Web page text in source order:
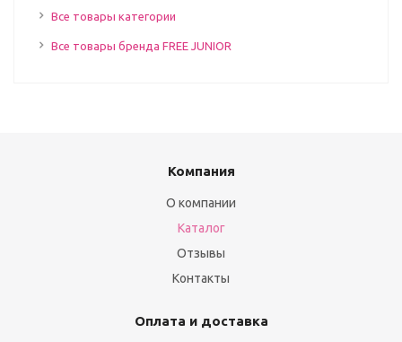
Все товары категории
Все товары бренда FREE JUNIOR
Компания
О компании
Каталог
Отзывы
Контакты
Оплата и доставка